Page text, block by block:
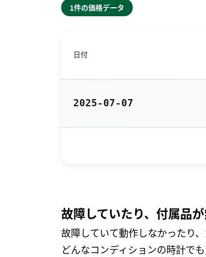
1件の価格データ
日付
2025-07-07
故障していたり、付属品
故障していて動作しなかったり
どんなコンディションの時計で